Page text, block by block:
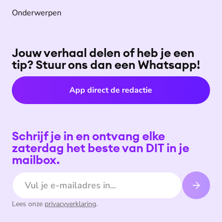
Onderwerpen
Jouw verhaal delen of heb je een
tip? Stuur ons dan een Whatsapp!
App direct de redactie
Schrijf je in en ontvang elke
zaterdag het beste van DIT in je
mailbox.
E-mailadres
Lees onze privacyverklaring.